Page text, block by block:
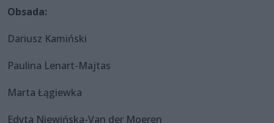
Obsada:
Dariusz Kamiński
Paulina Lenart-Majtas
Marta Łągiewka
Edyta Niewińska-Van der Moeren